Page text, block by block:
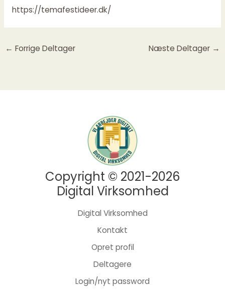
https://temafestideer.dk/
← Forrige Deltager Næste Deltager →
Copyright © 2021-2026
Digital Virksomhed
Digital Virksomhed
Kontakt
Opret profil
Deltagere
Login/nyt password